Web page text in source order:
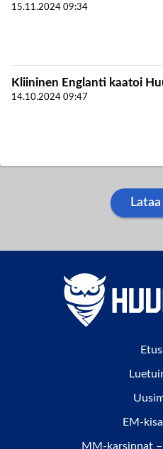
15.11.2024 09:34
Kliininen Englanti kaatoi
14.10.2024 09:47
EM-
MM-karsinnat